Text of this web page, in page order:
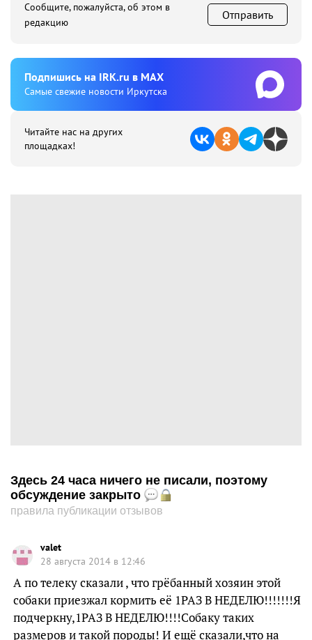
Сообщите, пожалуйста, об этом в
редакцию
Отправить
Подпишиcь на IRK.ru в MAX
Cамые свежие новости Иркутска
Читайте нас на других
площадках!
Здесь 24 часа ничего не писали, поэтому
обсуждение закрыто
правила публикации отзывов
valet
28 августа 2014 в 12:46
А по телеку сказали , что грёбанный хозяин этой
собаки приезжал кормить её 1РАЗ В НЕДЕЛЮ!!!!!!!Я
подчеркну,1РАЗ В НЕДЕЛЮ!!!!Собаку таких
размеров и такой породы! И ещё сказали,что на